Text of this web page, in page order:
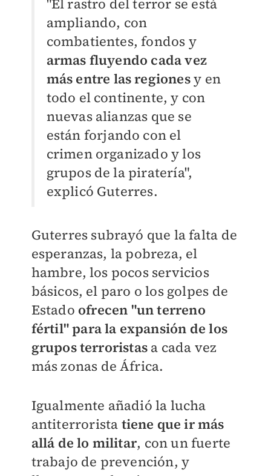
"El rastro del terror se está
ampliando, con
combatientes, fondos y
armas fluyendo cada vez
más entre las regionesy en
todo el continente, y con
nuevas alianzas que se
están forjando con el
crimen organizado y los
grupos de la piratería",
explicó Guterres.
Guterres subrayó que la falta de
esperanzas, la pobreza, el
hambre, los pocos servicios
básicos, el paro o los golpes de
Estado ofrecen "un terreno
fértil" para la expansión de los
grupos terroristas a cada vez
más zonas de África.
Igualmente añadió la lucha
antiterrorista tiene que ir más
allá de lo militar, con un fuerte
trabajo de prevención, y